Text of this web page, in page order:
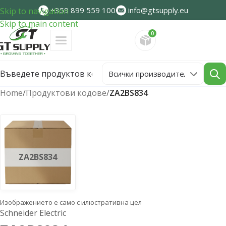
Skip to navigation
Skip to main content
+359 899 559 100 info@gtsupply.eu
0
Home/Продуктови кодове/ZA2BS834
ZA2BS834
Изображението е само с илюстративна цел
Schneider Electric